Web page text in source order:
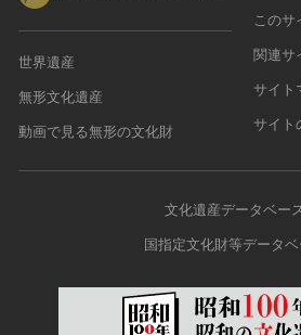
世界遺産
無形文化遺産
動画で見る無形の文化財
このサ
関連サ
サイト
サイト
文化遺産データベー
国指定文化財等データベ